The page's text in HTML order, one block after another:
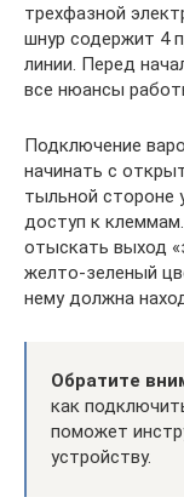
трехфазной
шнур содержит 4
линии. Перед
все нюансы
Подключение
начинать с
тыльной стороне
доступ к
отыскать выход
желто-зеленый
нему должна
Обратите
как
поможет
устройству.